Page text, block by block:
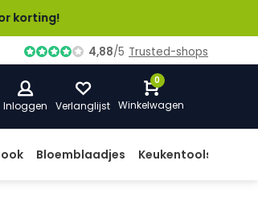
4,88/5 Trusted-shops
Inloggen Verlanglijst
0
Winkelwagen
Bloemblaadjes Keukentools